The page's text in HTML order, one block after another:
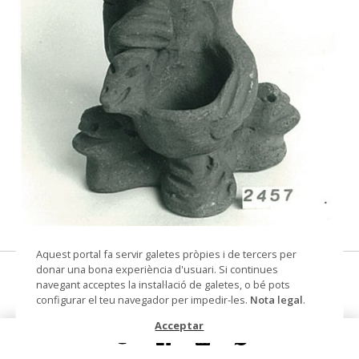
© Arxiu Fotogràfic del Consorci del Patrimoni de
Sitges
escultura / encenser (?)
Datació 1000-1975
Aquest portal fa servir galetes pròpies i de tercers per
donar una bona experiència d'usuari. Si continues
navegant acceptes la instal·lació de galetes, o bé pots
configurar el teu navegador per impedir-les. Nota legal.
Acceptar